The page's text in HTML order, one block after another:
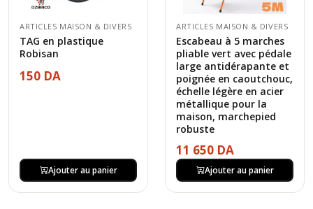
ARTICLES MAISON & DIVERS
TAG en plastique
Robisan
150 DA
Ajouter au panier
ARTICLES MAISON & DIVERS
Escabeau à 5 marches
pliable vert avec pédale
large antidérapante et
poignée en caoutchouc,
échelle légère en acier
métallique pour la
maison, marchepied
robuste
11 650 DA
Ajouter au panier